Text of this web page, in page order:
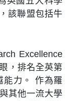
該聯盟包括牛
Excellence
，排名全英第
能力。 作為羅
其他一流大學